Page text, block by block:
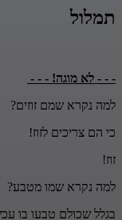
תמלול
- - - לא מוגה! - - -
למה נקרא שמם זוזים?
כי הם צריכים לזוז!
זוז!
למה נקרא שמו מטבע?
בגלל שכולם טבעו בו